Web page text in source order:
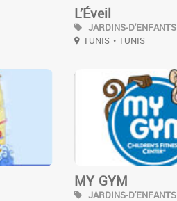
L’Éveil
JARDINS-D'ENFANTS
TUNIS • TUNIS
MY GYM
JARDINS-D'ENFANTS